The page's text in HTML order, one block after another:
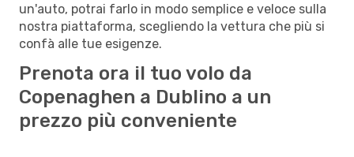
un'auto, potrai farlo in modo semplice e veloce sulla
nostra piattaforma, scegliendo la vettura che più si
confà alle tue esigenze.
Prenota ora il tuo volo da
Copenaghen a Dublino a un
prezzo più conveniente